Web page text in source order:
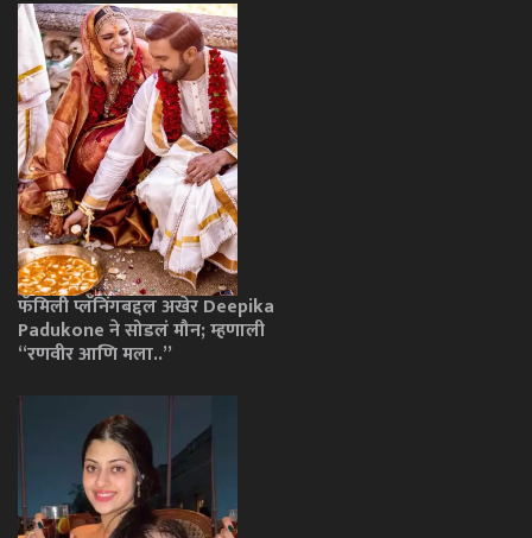
फॅमिली प्लॅनिंगबद्दल अखेर Deepika
Padukone ने सोडलं मौन; म्हणाली
“रणवीर आणि मला..”